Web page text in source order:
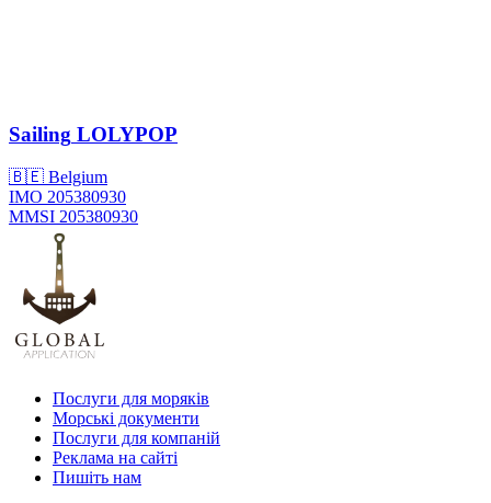
Sailing LOLYPOP
🇧🇪 Belgium
IMO 205380930
MMSI 205380930
Послуги для моряків
Морські документи
Послуги для компаній
Реклама на сайті
Пишіть нам